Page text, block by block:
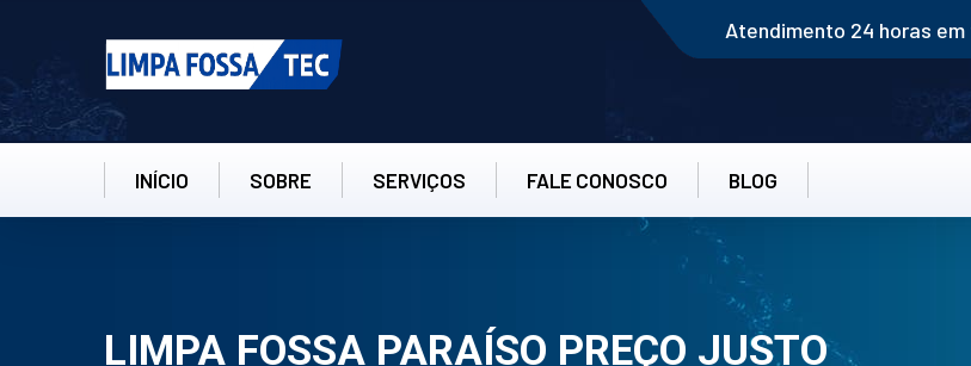
Atendimento 24 horas
INÍCIO SOBRE SERVIÇOS FALE CONOSCO BLOG
LIMPA FOSSA PARAÍSO PREÇO JUSTO